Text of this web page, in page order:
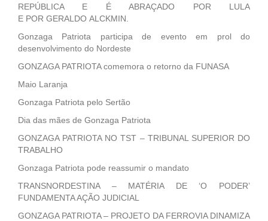
REPÚBLICA E É ABRAÇADO POR LULA
E POR GERALDO ALCKMIN.
Gonzaga Patriota participa de evento em prol do
desenvolvimento do Nordeste
GONZAGA PATRIOTA comemora o retorno da FUNASA
Maio Laranja
Gonzaga Patriota pelo Sertão
Dia das mães de Gonzaga Patriota
GONZAGA PATRIOTA NO TST – TRIBUNAL SUPERIOR DO
TRABALHO
Gonzaga Patriota pode reassumir o mandato
TRANSNORDESTINA – MATÉRIA DE ‘O PODER’
FUNDAMENTA AÇÃO JUDICIAL
GONZAGA PATRIOTA – PROJETO DA FERROVIA DINAMIZA